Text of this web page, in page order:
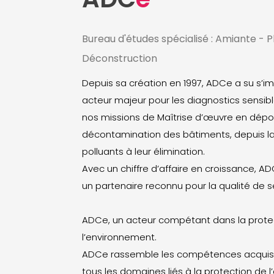
Bureau d'études spécialisé : Amiante -
Déconstruction
Depuis sa création en 1997, ADCe a su
acteur majeur pour les diagnostics
nos missions de Maîtrise d’œuvre en
décontamination des bâtiments, depuis
polluants à leur élimination.
Avec un chiffre d’affaire en croissance,
un partenaire reconnu pour la qualité de
ADCe, un acteur compétant dans la
l’environnement.
ADCe rassemble les compétences
tous les domaines liés à la protection de